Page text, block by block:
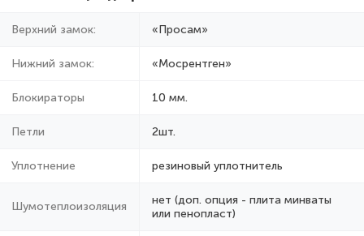
Верхний замок: «Просам»
Нижний замок: «Мосрентген»
Блокираторы 10 мм.
Петли 2шт.
Уплотнение резиновый уплотнитель
Шумотеплоизоляция
нет (доп. опция - плита минваты
или пенопласт)